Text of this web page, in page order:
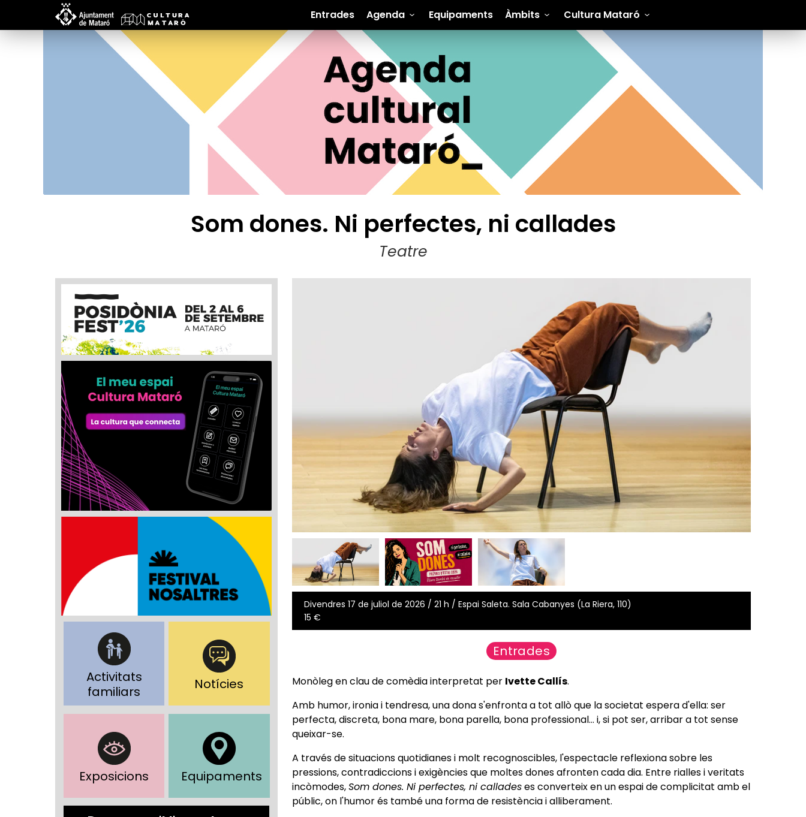
Entrades Agenda Equipaments Àmbits Cultura Mataró
Som dones. Ni perfectes, ni callades
Teatre
Activitats
familiars
Notícies
Exposicions Equipaments
Divendres 17 de juliol de 2026 / 21 h / Espai Saleta. Sala Cabanyes (La Riera, 110)
15 €
Entrades
Monòleg en clau de comèdia interpretat per Ivette Callís.
Amb humor, ironia i tendresa, una dona s'enfronta a tot allò que la societat espera d'ella: ser
perfecta, discreta, bona mare, bona parella, bona professional... i, si pot ser, arribar a tot sense
queixar-se.
A través de situacions quotidianes i molt recognoscibles, l'espectacle reflexiona sobre les
pressions, contradiccions i exigències que moltes dones afronten cada dia. Entre rialles i veritats
incòmodes,Som dones. Ni perfectes, ni calladeses converteix en un espai de complicitat amb el
públic, on l'humor és també una forma de resistència i alliberament.